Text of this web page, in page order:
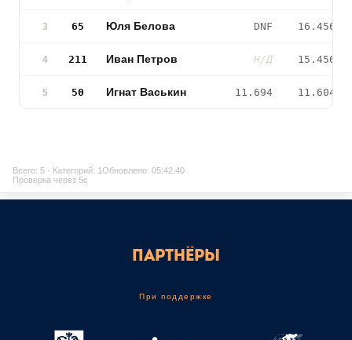
3 65 Юля Белова DNF 16.456
4 211 Иван Петров Н/Д 15.456
5 50 Игнат Васькин 11.694 11.604
Всего: 5 · Категорий: 1Обновлено: 05:42:40
Проверка через 5с
ПАРТНЁРЫ
При поддержке